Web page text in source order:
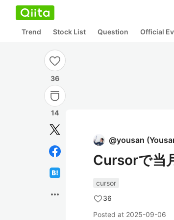
Trend Stock List Question Official
36
14
more_horiz
@yousan (
Cursorで当
cursor
36
Posted at 2025-09-06